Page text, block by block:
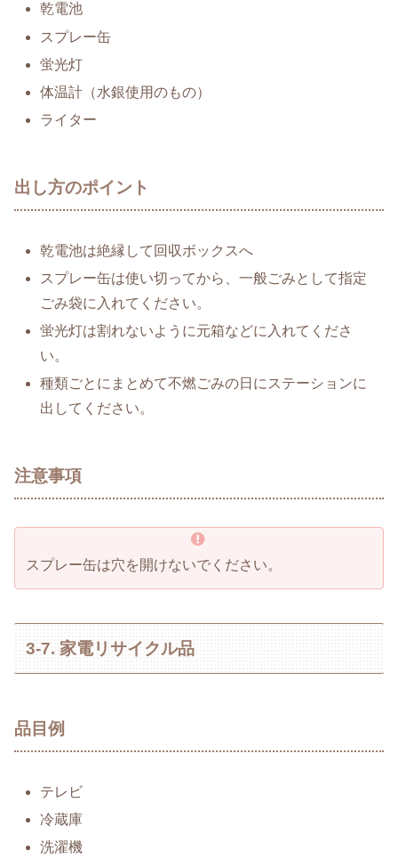
乾電池
スプレー缶
蛍光灯
体温計（水銀使用のもの）
ライター
出し方のポイント
乾電池は絶縁して回収ボックスへ
スプレー缶は使い切ってから、一般ごみとして指定
ごみ袋に入れてください。
蛍光灯は割れないように元箱などに入れてくださ
い。
種類ごとにまとめて不燃ごみの日にステーションに
出してください。
注意事項
スプレー缶は穴を開けないでください。
3-7. 家電リサイクル品
品目例
テレビ
冷蔵庫
洗濯機